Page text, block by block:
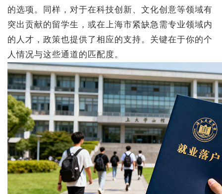
的选项。同样，对于在科技创新、文化创意等领域有
突出贡献的留学生，或在上海市紧缺急需专业领域内
的人才，政策也提供了相应的支持。关键在于你的个
人情况与这些通道的匹配度。